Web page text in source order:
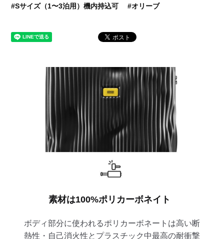
Sサイズ（1〜3泊用）機内持込可 オリーブ
素材は100%ポリカーボネイト
ボディ部分に使われるポリカーボネートは高い断
熱性・自己消火性とプラスチック中最高の耐衝撃